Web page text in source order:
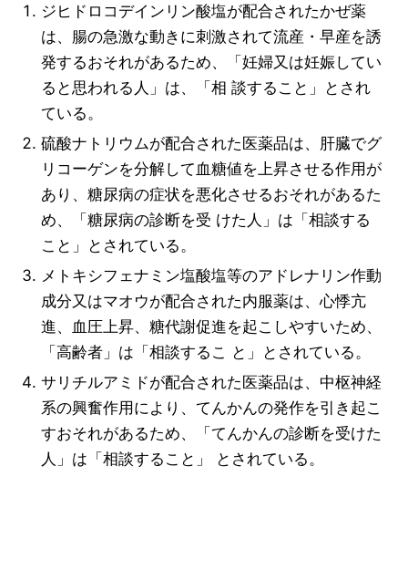
ジヒドロコデインリン酸塩が配合されたかぜ薬
は、腸の急激な動きに刺激されて流産・早産を誘
発するおそれがあるため、「妊婦又は妊娠してい
ると思われる人」は、「相 談すること」とされ
ている。
硫酸ナトリウムが配合された医薬品は、肝臓でグ
リコーゲンを分解して血糖値を上昇させる作用が
あり、糖尿病の症状を悪化させるおそれがあるた
め、「糖尿病の診断を受 けた人」は「相談する
こと」とされている。
メトキシフェナミン塩酸塩等のアドレナリン作動
成分又はマオウが配合された内服薬は、心悸亢
進、血圧上昇、糖代謝促進を起こしやすいため、
「高齢者」は「相談するこ と」とされている。
サリチルアミドが配合された医薬品は、中枢神経
系の興奮作用により、てんかんの発作を引き起こ
すおそれがあるため、「てんかんの診断を受けた
人」は「相談すること」 とされている。